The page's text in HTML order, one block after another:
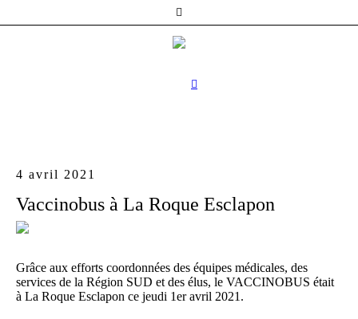
4 avril 2021
Vaccinobus à La Roque Esclapon
Grâce aux efforts coordonnées des équipes médicales, des
services de la Région SUD et des élus, le VACCINOBUS était
à La Roque Esclapon ce jeudi 1er avril 2021.